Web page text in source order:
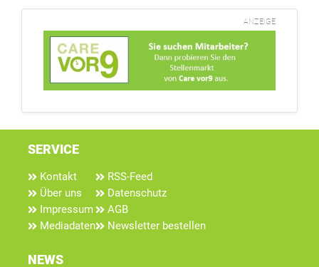
ANZEIGE
SERVICE
Kontakt
Über uns
Impressum
Mediadaten
RSS-Feed
Datenschutz
AGB
Newsletter bestellen
NEWS